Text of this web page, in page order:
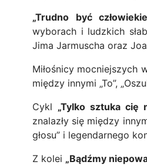
„Trudno być
wyborach i ludzkich
Jima Jarmuscha oraz
Miłośnicy mocniejszych
między innymi „To”,
Cykl „Tylko sztuka cię
znalazły się między
głosu” i legendarnego
Z kolei „Bądźmy